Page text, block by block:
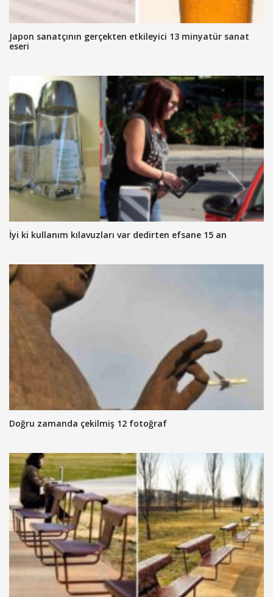
Japon sanatçının gerçekten etkileyici 13 minyatür sanat
eseri
İyi ki kullanım kılavuzları var dedirten efsane 15 an
Doğru zamanda çekilmiş 12 fotoğraf